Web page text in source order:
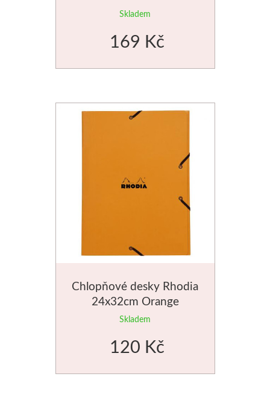
Akryl
Schmincke
Akryl
Skladem
169 Kč
Chlopňové desky Rhodia
24x32cm Orange
Skladem
120 Kč